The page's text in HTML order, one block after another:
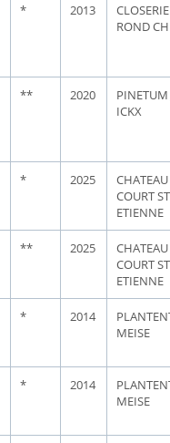
* 2013
ROND
** 2020
PINETUM
ICKX
* 2025
COURT ST
ETIENNE
** 2025
COURT ST
ETIENNE
* 2014
MEISE
* 2014
MEISE